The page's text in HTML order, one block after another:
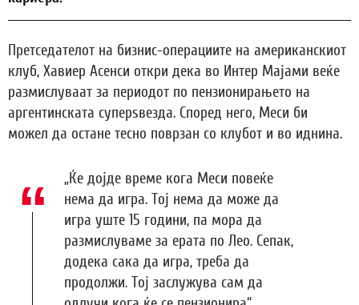
Претседателот на бизнис-операциите на американскиот
клуб, Хавиер Асенси откри дека во Интер Мајами веќе
размислуваат за периодот по пензионирањето на
аргентинската суперѕвезда. Според него, Меси би
можел да остане тесно поврзан со клубот и во иднина.
„Ќе дојде време кога Меси повеќе
нема да игра. Тој нема да може да
игра уште 15 години, па мора да
размислуваме за ерата по Лео. Сепак,
додека сака да игра, треба да
продолжи. Тој заслужува сам да